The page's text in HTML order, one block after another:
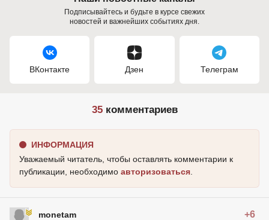
Подписывайтесь и будьте в курсе свежих
новостей и важнейших событиях дня.
ВКонтакте Дзен Телеграм
35комментариев
ИНФОРМАЦИЯ
Уважаемый читатель, чтобы оставлять комментарии к
публикации, необходимо авторизоваться
monetam +6